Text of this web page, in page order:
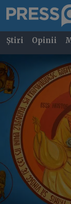
Știri Opinii